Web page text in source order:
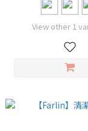
View other 1